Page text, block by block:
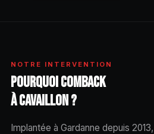
NOTRE INTERVENTION
POURQUOI COMBACK
À CAVAILLON ?
Implantée à Gardanne depuis